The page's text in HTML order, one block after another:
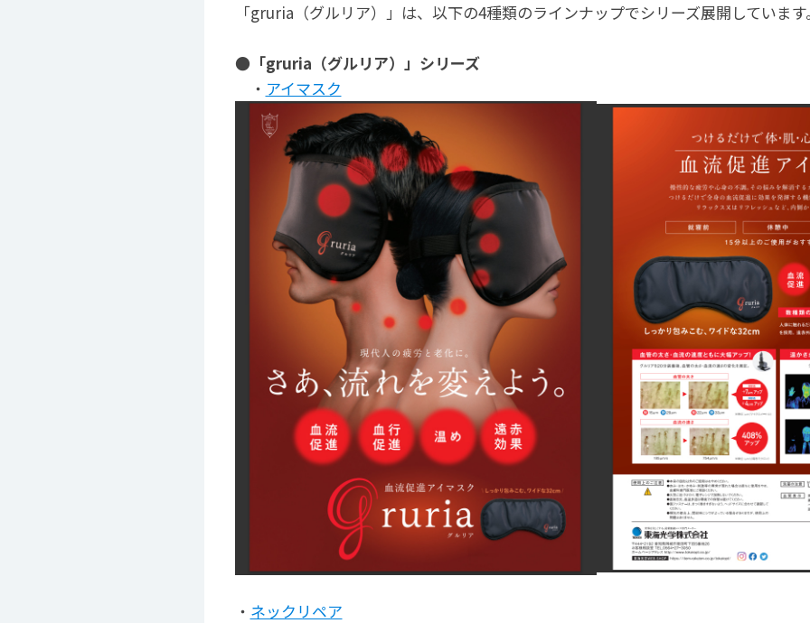
「gruria（グルリア）」は、以下の4種類のラインナップでシリーズ展開しています
●「gruria（グルリア）」シリーズ
・ アイマスク
・ ネックリペア